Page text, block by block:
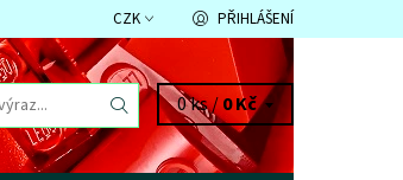
CZK PŘIHLÁŠENÍ
0 ks /0 Kč